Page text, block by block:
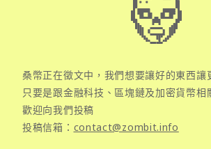
桑幣正在徵文中，我們想要讓好的東西讓
只要是跟金融科技、區塊鏈及加密貨幣相
歡迎向我們投稿
投稿信箱： contact@zombit.info